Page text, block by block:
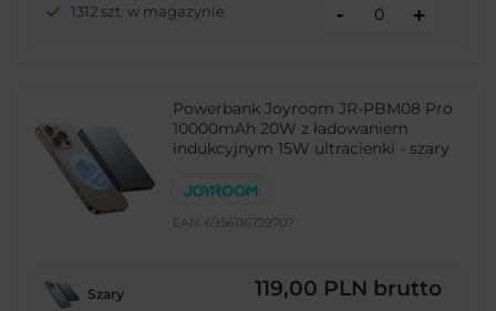
1312 szt. w magazynie - +
Powerbank Joyroom JR-PBM08 Pro
10000mAh 20W z ładowaniem
indukcyjnym 15W ultracienki - szary
EAN: 6956116729707
Szary 119,00 PLN brutto